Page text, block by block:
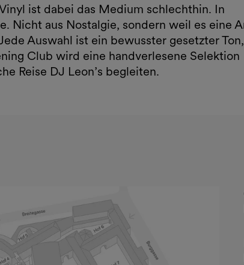
ist dabei das Medium schlechthin. In
Nicht aus Nostalgie, sondern weil es eine
Auswahl ist ein bewusster gesetzter Ton,
Club wird eine handverlesene Selektion
Reise DJ Leon’s begleiten.